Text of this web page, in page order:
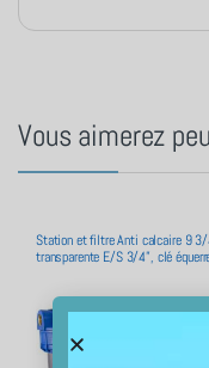
Vous aimerez
Station et filtre Anti calcaire 9
transparente E/S 3/4”, clé